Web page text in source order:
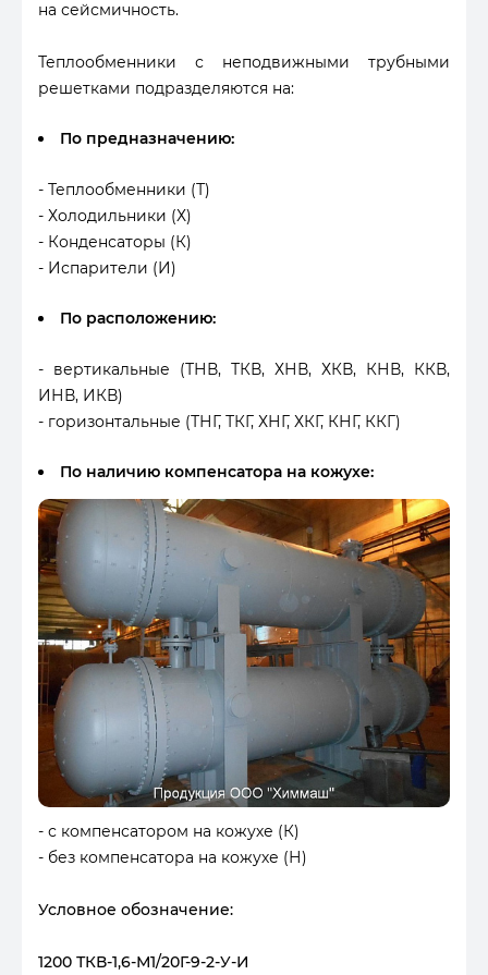
на сейсмичность.
Теплообменники с неподвижными трубными
решетками подразделяются на:
По предназначению:
- Теплообменники (Т)
- Холодильники (Х)
- Конденсаторы (К)
- Испарители (И)
По расположению:
- вертикальные (ТНВ, ТКВ, ХНВ, ХКВ, КНВ, ККВ,
ИНВ, ИКВ)
- горизонтальные (ТНГ, ТКГ, ХНГ, ХКГ, КНГ, ККГ)
По наличию компенсатора на кожухе:
- с компенсатором на кожухе (К)
- без компенсатора на кожухе (Н)
Условное обозначение:
1200 ТКВ-1,6-М1/20Г-9-2-У-И